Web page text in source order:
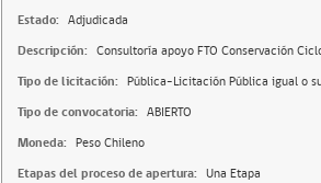
Estado: Adjudicada
Descripción: Consultoría apoyo FTO Conservación
Tipo de licitación: Pública-Licitación Pública igual o
Tipo de convocatoria: ABIERTO
Moneda: Peso Chileno
Etapas del proceso de apertura: Una Etapa